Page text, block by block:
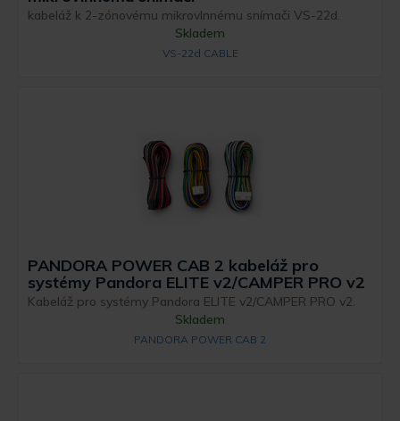
kabeláž k 2-zónovému mikrovlnnému snímači VS-22d.
Skladem
VS-22d CABLE
PANDORA POWER CAB 2 kabeláž pro
systémy Pandora ELITE v2/CAMPER PRO v2
Kabeláž pro systémy Pandora ELITE v2/CAMPER PRO v2.
Skladem
PANDORA POWER CAB 2